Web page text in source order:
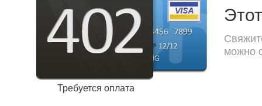
Требуется оплата
можно